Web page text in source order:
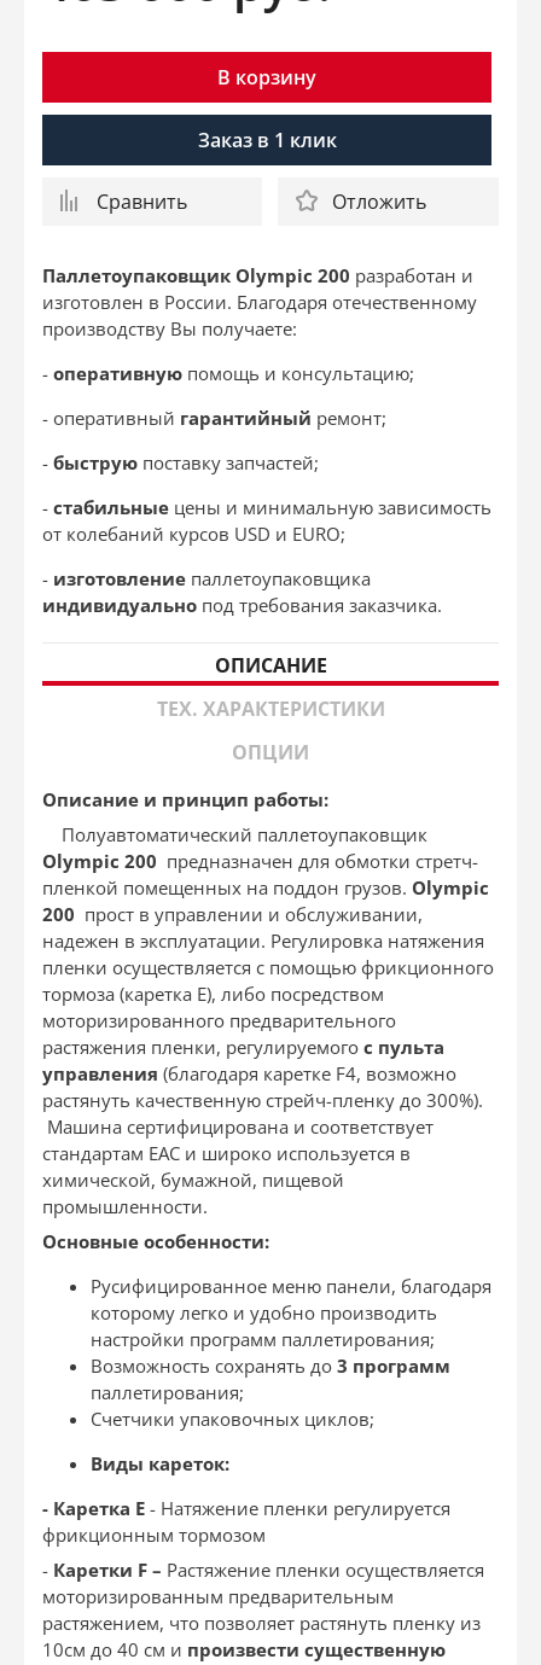
В корзину
Заказ в 1 клик
Сравнить Отложить
Паллетоупаковщик Olympic 200 разработан и
изготовлен в России. Благодаря отечественному
производству Вы получаете:
- оперативную помощь и консультацию;
- оперативный гарантийный ремонт;
- быструю поставку запчастей;
- стабильные цены и минимальную зависимость
от колебаний курсов USD и EURO;
- изготовление паллетоупаковщика
индивидуально под требования заказчика.
ОПИСАНИЕ
ТЕХ. ХАРАКТЕРИСТИКИ
ОПЦИИ
Описание и принцип работы:
Полуавтоматический паллетоупаковщик
Olympic 200 предназначен для обмотки стретч-
пленкой помещенных на поддон грузов. Olympic
200 прост в управлении и обслуживании,
надежен в эксплуатации. Регулировка натяжения
пленки осуществляется с помощью фрикционного
тормоза (каретка Е), либо посредством
моторизированного предварительного
растяжения пленки, регулируемого с пульта
управления (благодаря каретке F4, возможно
растянуть качественную стрейч-пленку до 300%).
Машина сертифицирована и соответствует
стандартам ЕАС и широко используется в
химической, бумажной, пищевой
промышленности.
Основные особенности:
Русифицированное меню панели, благодаря
которому легко и удобно производить
настройки программ паллетирования;
Возможность сохранять до 3 программ
паллетирования;
Счетчики упаковочных циклов;
Виды кареток:
- Каретка Е - Натяжение пленки регулируется
фрикционным тормозом
- Каретки F – Растяжение пленки осуществляется
моторизированным предварительным
растяжением, что позволяет растянуть пленку из
10см до 40 см и произвести существенную